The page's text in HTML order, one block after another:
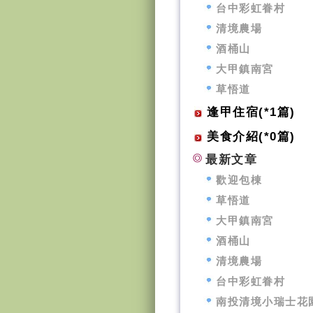
台中彩虹眷村
清境農場
酒桶山
大甲鎮南宮
草悟道
逢甲住宿(*1篇)
美食介紹(*0篇)
最新文章
歡迎包棟
草悟道
大甲鎮南宮
酒桶山
清境農場
台中彩虹眷村
南投清境小瑞士花